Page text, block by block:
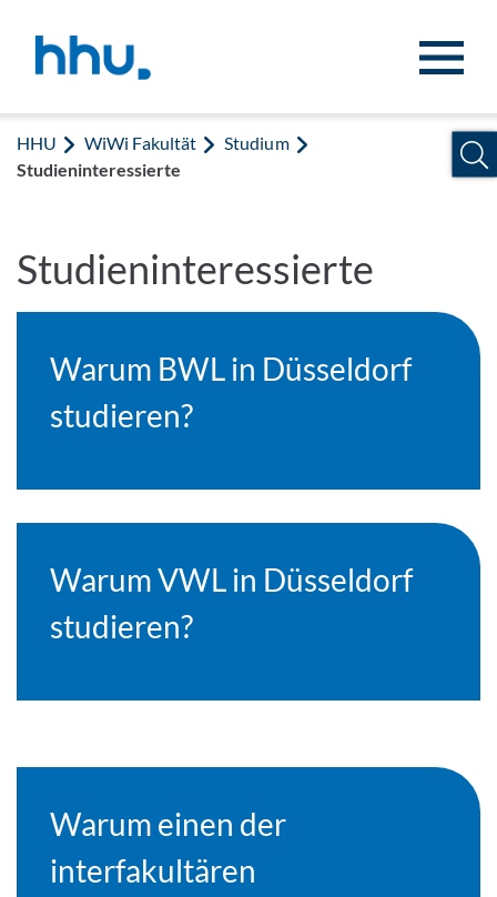
HHU WiWi Fakultät
Studium
Studieninteressierte
Studieninteressierte
Warum BWL in Düsseldorf
studieren?
Warum VWL in Düsseldorf
studieren?
Warum einen der
interfakultären